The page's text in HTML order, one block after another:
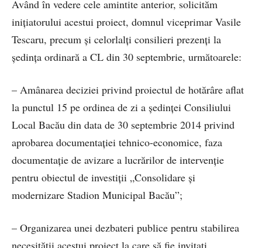
Având în vedere cele amintite anterior, solicităm
inițiatorului acestui proiect, domnul viceprimar Vasile
Tescaru, precum și celorlalți consilieri prezenți la
ședința ordinară a CL din 30 septembrie, următoarele:
– Amânarea deciziei privind proiectul de hotărâre aflat
la punctul 15 pe ordinea de zi a ședinței Consiliului
Local Bacău din data de 30 septembrie 2014 privind
aprobarea documentației tehnico-economice, faza
documentație de avizare a lucrărilor de intervenție
pentru obiectul de investiții „Consolidare și
modernizare Stadion Municipal Bacău”;
– Organizarea unei dezbateri publice pentru stabilirea
necesității acestui proiect la care să fie invitați